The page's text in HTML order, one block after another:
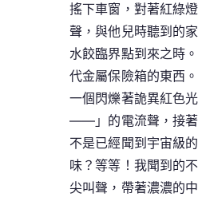
搖下車窗，對著紅綠
聲，與他兒時聽到的
水餃臨界點到來之時
代金屬保險箱的東西
一個閃爍著詭異紅色
——」的電流聲，接著
不是已經聞到宇宙級
味？等等！我聞到的
尖叫聲，帶著濃濃的